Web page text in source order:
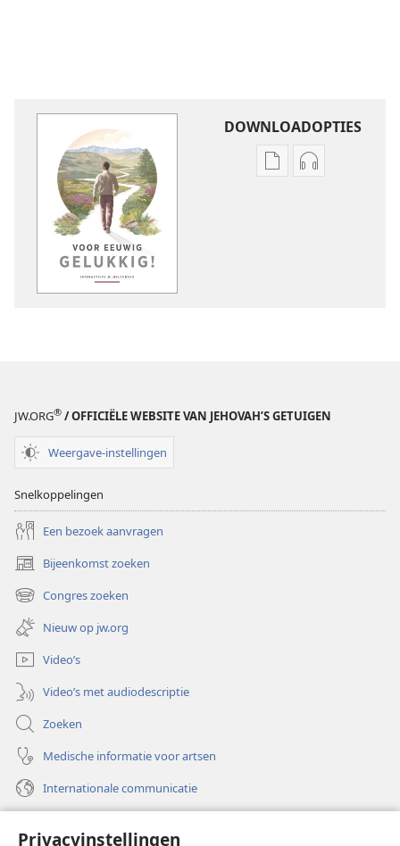
Privacyinstellingen
DOWNLOADOPTIES
Downloadopties
JW.ORG® / OFFICIËLE WEBSITE VAN JEHOVAH’S GETUIGEN
Weergave-instellingen
Snelkoppelingen
Een bezoek aanvragen
Bijeenkomst zoeken
(opent
nieuw
venster)
Congres zoeken
(opent
nieuw
venster)
Nieuw op jw.org
Video’s
Video’s met audiodescriptie
Zoeken
Medische informatie voor artsen
Internationale communicatie